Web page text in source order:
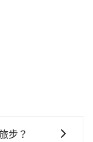
步？